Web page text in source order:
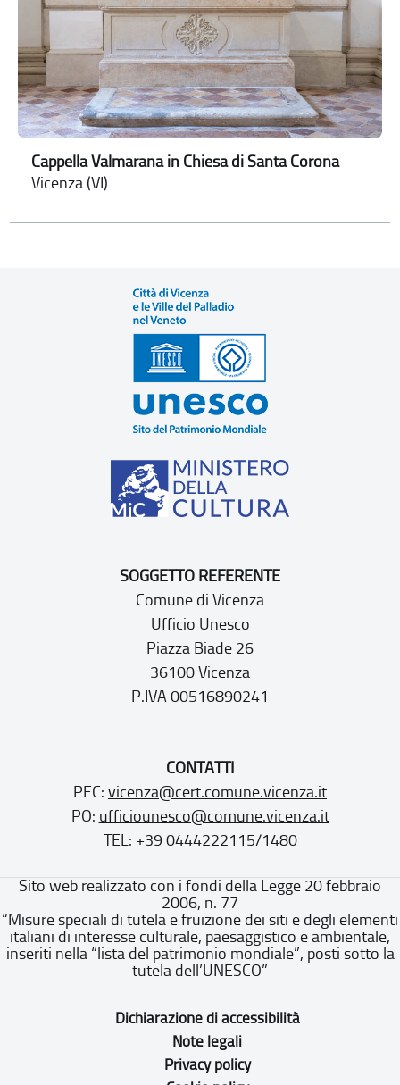
Cappella Valmarana in Chiesa di Santa Corona
Vicenza (VI)
SOGGETTO REFERENTE
Comune di Vicenza
Ufficio Unesco
Piazza Biade 26
36100 Vicenza
P.IVA 00516890241
CONTATTI
PEC: vicenza@cert.comune.vicenza.it
PO: ufficiounesco@comune.vicenza.it
TEL: +39 0444222115/1480
Sito web realizzato con i fondi della Legge 20 febbraio
2006, n. 77
“Misure speciali di tutela e fruizione dei siti e degli elementi
italiani di interesse culturale, paesaggistico e ambientale,
inseriti nella “lista del patrimonio mondiale”, posti sotto la
tutela dell’UNESCO”
Dichiarazione di accessibilità
Note legali
Privacy policy